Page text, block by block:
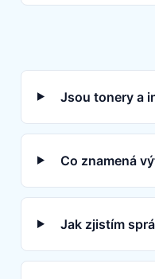
Jsou tonery a
Co znamená
Jak zjistím